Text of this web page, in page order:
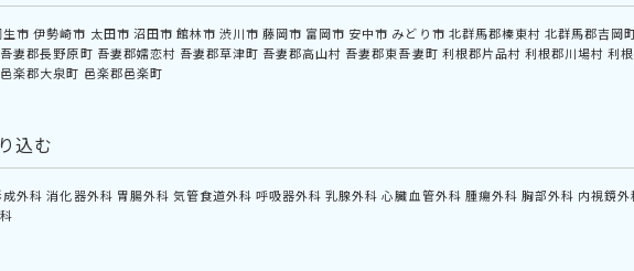
生市 伊勢崎市 太田市 沼田市 館林市 渋川市 藤岡市 富岡市 安中市 みどり市 北群馬郡榛東村 北群馬郡吉岡
吾妻郡長野原町 吾妻郡嬬恋村 吾妻郡草津町 吾妻郡高山村 吾妻郡東吾妻町 利根郡片品村 利根郡川場村 利
邑楽郡大泉町 邑楽郡邑楽町
込む
成外科 消化器外科 胃腸外科 気管食道外科 呼吸器外科 乳腺外科 心臓血管外科 腫瘍外科 胸部外科 内視鏡外